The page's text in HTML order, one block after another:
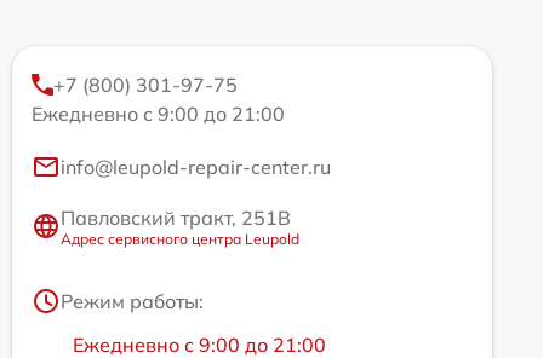
+7 (800) 301-97-75
Ежедневно с 9:00 до 21:00
info@leupold-repair-center.ru
Павловский тракт, 251В
Адрес сервисного центра Leupold
Режим работы:
Ежедневно с 9:00 до 21:00